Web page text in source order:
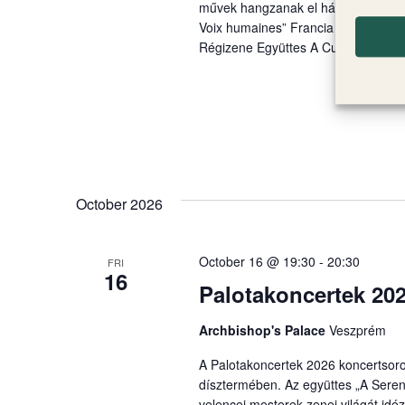
művek hangzanak el három viola
Voix humaines” Francia és német
Régizene Együttes A Custos
October 2026
FRI
16 Palotakoncertek
October 16 @ 19:30 - 20:30
Archbishop's Palace Veszprém
A Palotakoncertek 2026
dísztermében. Az együttes „A